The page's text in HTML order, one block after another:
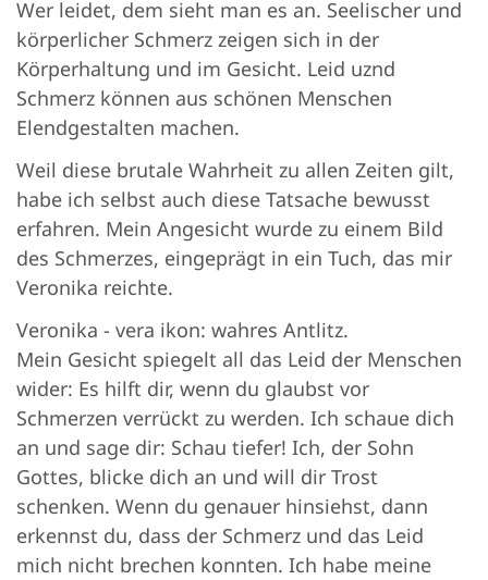
Wer leidet, dem sieht man es an. Seelischer und
körperlicher Schmerz zeigen sich in der
Körperhaltung und im Gesicht. Leid uznd
Schmerz können aus schönen Menschen
Elendgestalten machen.
Weil diese brutale Wahrheit zu allen Zeiten gilt,
habe ich selbst auch diese Tatsache bewusst
erfahren. Mein Angesicht wurde zu einem Bild
des Schmerzes, eingeprägt in ein Tuch, das mir
Veronika reichte.
Veronika - vera ikon: wahres Antlitz.
Mein Gesicht spiegelt all das Leid der Menschen
wider: Es hilft dir, wenn du glaubst vor
Schmerzen verrückt zu werden. Ich schaue dich
an und sage dir: Schau tiefer! Ich, der Sohn
Gottes, blicke dich an und will dir Trost
schenken. Wenn du genauer hinsiehst, dann
erkennst du, dass der Schmerz und das Leid
mich nicht brechen konnten. Ich habe meine